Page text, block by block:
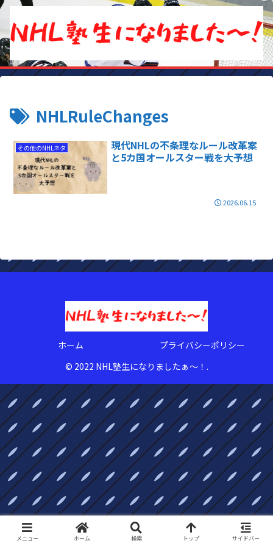
NHLRuleChanges
その他のNHLネタ
現代NHLの不条理なルール改革案
と5カ国オールスター戦を大予想
2026.06.15
ホーム
プライバシーポリシー
© 2022 NHL塾生になりましたぁ〜！.
メニュー ホーム 検索 トップ サイドバー